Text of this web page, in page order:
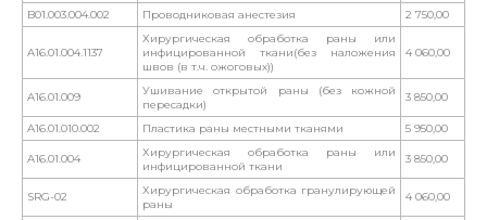
B01.003.004.002 Проводниковая анестезия 2 750,00
A16.01.004.1137
Хирургическая обработка раны или
инфицированной ткани(без наложения
швов (в т.ч. ожоговых))
4 060,00
A16.01.009
Ушивание открытой раны (без кожной
пересадки)
3 850,00
A16.01.010.002 Пластика раны местными тканями 5 950,00
A16.01.004
Хирургическая обработка раны или
инфицированной ткани
3 850,00
SRG-02
Хирургическая обработка гранулирующей
раны
4 060,00